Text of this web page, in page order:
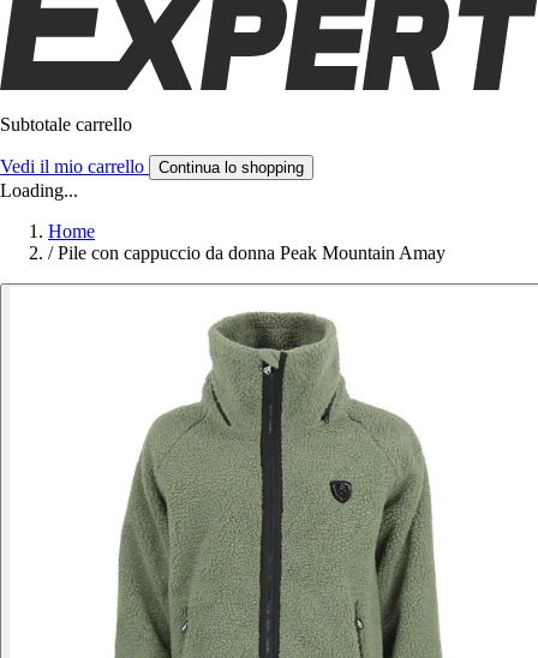
Subtotale carrello
Vedi il mio carrello Continua lo shopping
Loading...
Home
/ Pile con cappuccio da donna Peak Mountain Amay